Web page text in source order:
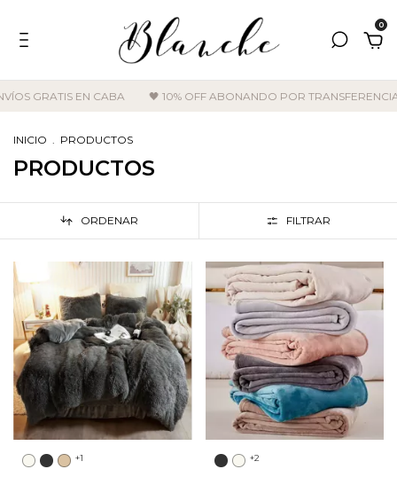
0
EN CABA 🖤 10% OFF ABONANDO POR TRANSFERENCIA
INICIO . PRODUCTOS
PRODUCTOS
ORDENAR FILTRAR
+1 +2